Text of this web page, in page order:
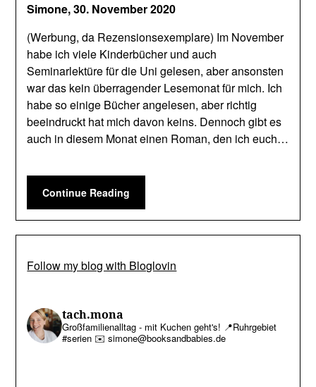
Simone,30. November 2020
(Werbung, da Rezensionsexemplare) Im November
habe ich viele Kinderbücher und auch
Seminarlektüre für die Uni gelesen, aber ansonsten
war das kein überragender Lesemonat für mich. Ich
habe so einige Bücher angelesen, aber richtig
beeindruckt hat mich davon keins. Dennoch gibt es
auch in diesem Monat einen Roman, den ich euch…
Continue Reading
Follow my blog with Bloglovin
tach.mona
Großfamilienalltag - mit Kuchen geht's! 📍Ruhrgebiet
#serien ✉️ simone@booksandbabies.de